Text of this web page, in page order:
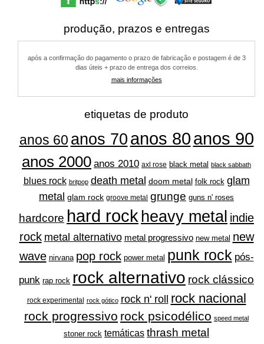
produção, prazos e entregas
após a confirmação do pagamento o prazo de fabricação e postagem é de 3
dias úteis + prazo de entrega dos correios.
mais informações
etiquetas de produto
anos 60 anos 70 anos 80anos 90
anos 2000 anos 2010 axl rose black metal black sabbath
blues rock britpop death metal doom metal folk rock glam
metal glam rock groove metal grunge guns n' roses
hardcore hard rock heavy metal indie
rock metal alternativo metal progressivo new metal new
wave nirvana pop rock power metal punk rock pós-
punk rap rock rock alternativo rock clássico
rock experimental rock gótico rock n' roll rock nacional
rock progressivo rock psicodélico speed metal
stoner rock temáticas thrash metal